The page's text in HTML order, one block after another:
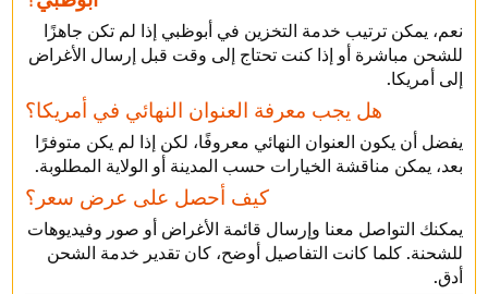
نعم، يمكن ترتيب خدمة التخزين في أبوظبي إذا لم تكن جاهزًا
للشحن مباشرة أو إذا كنت تحتاج إلى وقت قبل إرسال الأغراض
إلى أمريكا.
هل يجب معرفة العنوان النهائي في أمريكا؟
يفضل أن يكون العنوان النهائي معروفًا، لكن إذا لم يكن متوفرًا
بعد، يمكن مناقشة الخيارات حسب المدينة أو الولاية المطلوبة.
كيف أحصل على عرض سعر؟
يمكنك التواصل معنا وإرسال قائمة الأغراض أو صور وفيديوهات
للشحنة. كلما كانت التفاصيل أوضح، كان تقدير خدمة الشحن
أدق.